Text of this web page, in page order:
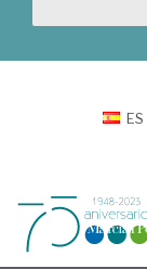
ES